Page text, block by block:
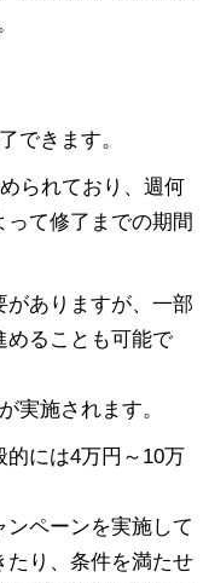
できます。
られており、週何
って修了までの期間
ありますが、一部
めることも可能で
実施されます。
的には4万円～10万
ンペーンを実施して
たり、条件を満たせ